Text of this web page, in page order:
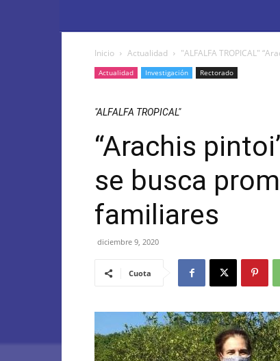
Inicio Actualidad "ALFALFA TROPICAL"
Actualidad Investigación Rectorado
"ALFALFA TROPICAL"
“Arachis
se busca
familiares
diciembre 9, 2020
Cuota